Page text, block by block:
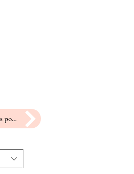
prendre rendez-vous pour un essayage